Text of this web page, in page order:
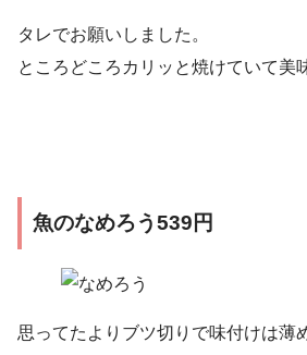
タレでお願いしました。
ところどころカリッと焼けていて美
魚のなめろう539円
思ってたよりブツ切りで味付けは薄